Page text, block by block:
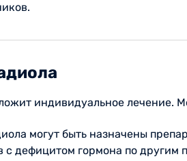
индивидуальное лечение.
могут быть назначены
дефицитом гормона по другим